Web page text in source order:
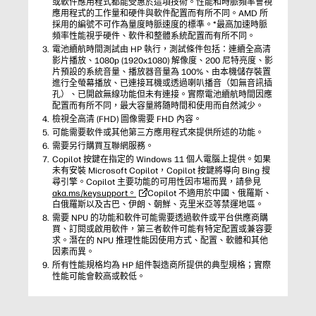
或軟件應用程式都能受惠於這項技術。性能和時脈頻率會視
應用程式的工作量和硬件與軟件配置而有所不同。AMD 所
採用的編號不可作為量度時脈速度的標準。*最高加速時脈
頻率性能視乎硬件、軟件和整體系統配置而有所不同。
電池續航時間測試由 HP 執行，測試條件包括：連續全高清
影片播放、1080p (1920x1080) 解像度、200 尼特亮度、影
片預設的系統音量、播放器音量為 100%、由本機儲存裝置
進行全螢幕播放、已連接耳機或透過喇叭播音（如無音訊插
孔）、已開啟無線功能但未有連接。實際電池續航時間因應
配置而有所不同，最大容量將隨時間和使用而自然減少。
檢視全高清 (FHD) 圖像需要 FHD 內容。
可能需要軟件或其他第三方應用程式來提供所述的功能。
需要另行購買互聯網服務。
Copilot 按鍵在指定的 Windows 11 個人電腦上提供。如果
未有安裝 Microsoft Copilot，Copilot 按鍵將導向 Bing 搜
尋引擎。Copilot 主要功能的可用性因市場而異，請參見
aka.ms/keysupport。
Copilot 不適用於中國、俄羅斯、
白俄羅斯以及古巴、伊朗、朝鮮、克里米亞等禁運地區。
需要 NPU 的功能和軟件可能需要透過軟件或平台供應商購
買、訂閱或啟用軟件，第三者軟件可能有特定配置或兼容要
求。潛在的 NPU 推理性能因使用方式、配置、軟體和其他
因素而異。
所有性能規格均為 HP 組件製造商所提供的典型規格；實際
性能可能會較高或較低。